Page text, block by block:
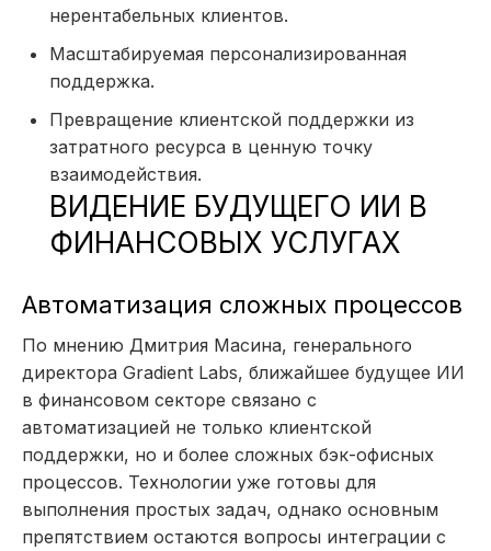
нерентабельных клиентов.
Масштабируемая персонализированная
поддержка.
Превращение клиентской поддержки из
затратного ресурса в ценную точку
взаимодействия.
ВИДЕНИЕ БУДУЩЕГО ИИ В
ФИНАНСОВЫХ УСЛУГАХ
Автоматизация сложных процессов
По мнению Дмитрия Масина, генерального
директора Gradient Labs, ближайшее будущее ИИ
в финансовом секторе связано с
автоматизацией не только клиентской
поддержки, но и более сложных бэк-офисных
процессов. Технологии уже готовы для
выполнения простых задач, однако основным
препятствием остаются вопросы интеграции с